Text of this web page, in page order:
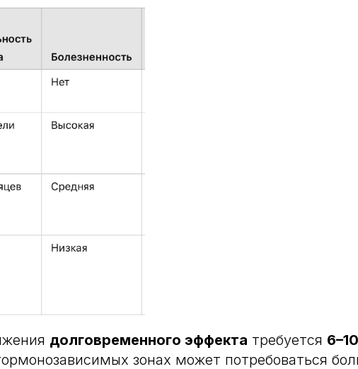
долговременного эффекта требуется 6–10
зонах может потребоваться